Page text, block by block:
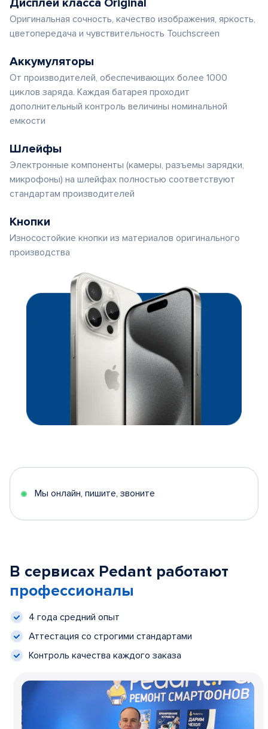
Дисплеи класса Original
Оригинальная сочность, качество изображения, яркость,
цветопередача и чувствительность Touchscreen
Аккумуляторы
От производителей, обеспечивающих более 1000
циклов заряда. Каждая батарея проходит
дополнительный контроль величины номинальной
емкости
Шлейфы
Электронные компоненты (камеры, разъемы зарядки,
микрофоны) на шлейфах полностью соответствуют
стандартам производителей
Кнопки
Износостойкие кнопки из материалов оригинального
производства
Мы онлайн, пишите, звоните
В сервисах Pedant работают
профессионалы
4 года средний опыт
Аттестация со строгими стандартами
Контроль качества каждого заказа